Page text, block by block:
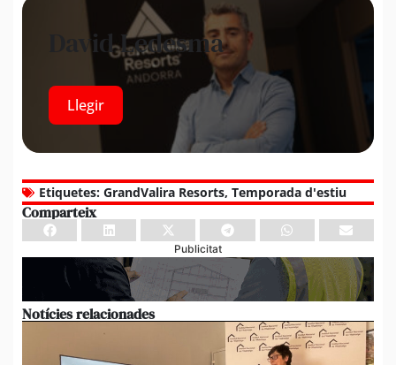
David Ledesma
Llegir
Etiquetes: GrandValira Resorts, Temporada d'estiu
Comparteix
Publicitat
Notícies relacionades